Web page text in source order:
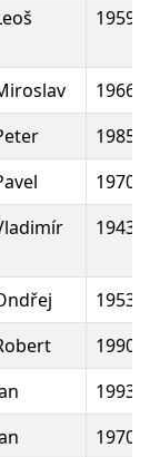
1959
1966
1985
1970
1943
1953
1990
1993
1970